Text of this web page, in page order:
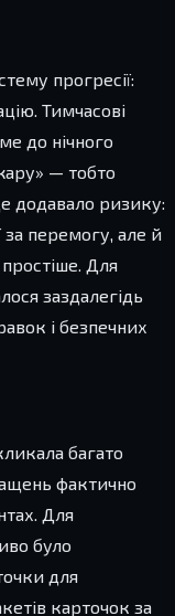
прогресії:
Тимчасові
до нічного
— тобто
додавало ризику:
перемогу, але й
Для
заздалегідь
і безпечних
багато
фактично
Для
було
для
карточок за